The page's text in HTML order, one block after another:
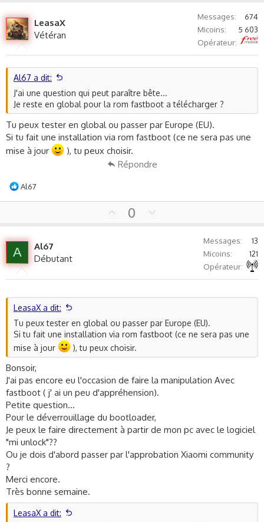
Très belle après midi.
LeasaX
Vétéran
Messages
674
Micoins
5 603
Opérateur
Al67 a dit:
J'ai une question qui peut paraître bête...
Je reste en global pour la rom fastboot a télécharger ?
Tu peux tester en global ou passer par Europe (EU).
Si tu fait une installation via rom fastboot (ce ne sera pas une
mise à jour
), tu peux choisir.
Répondre
L
a
t
i
o
:
Al67
e
0
o
e
A
Al67
Débutant
Messages
13
Micoins
121
Opérateur
LeasaX a dit:
Tu peux tester en global ou passer par Europe (EU).
Si tu fait une installation via rom fastboot (ce ne sera pas une
mise à jour
), tu peux choisir.
Bonsoir,
J'ai pas encore eu l'occasion de faire la manipulation Avec
fastboot ( j' ai un peu d'appréhension).
Petite question...
Pour le déverrouillage du bootloader,
Je peux le faire directement à partir de mon pc avec le logiciel
"mi unlock"??
Ou je dois d'abord passer par l'approbation Xiaomi community
?
Merci encore.
Très bonne semaine.
LeasaX a dit: